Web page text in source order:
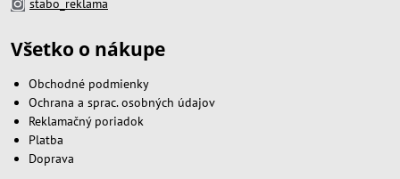
stabo_reklama
Všetko o nákupe
Obchodné podmienky
Ochrana a sprac. osobných údajov
Reklamačný poriadok
Platba
Doprava